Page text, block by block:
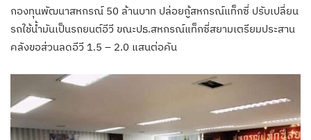
กองทุนพัฒนาสหกรณ์ 50 ล้านบาท ปล่อยกู้สหกรณ์แท็กซี่ ปรับเปลี่ยน
รถใช้น้ำมันเป็นรถยนต์อีวี ขณะปธ.สหกรณ์แท็กซี่สยามเตรียมประสาน
คลังขอส่วนลดอีวี 1.5 – 2.0 แสนต่อคัน